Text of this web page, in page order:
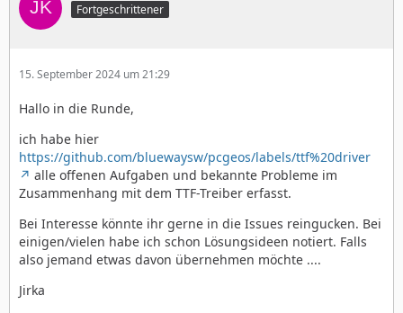
Fortgeschrittener
15. September 2024 um 21:29
Hallo in die Runde,
ich habe hier
https://github.com/bluewaysw/pcgeos/labels/ttf%20driver
alle offenen Aufgaben und bekannte Probleme im
Zusammenhang mit dem TTF-Treiber erfasst.
Bei Interesse könnte ihr gerne in die Issues reingucken. Bei
einigen/vielen habe ich schon Lösungsideen notiert. Falls
also jemand etwas davon übernehmen möchte ....
Jirka